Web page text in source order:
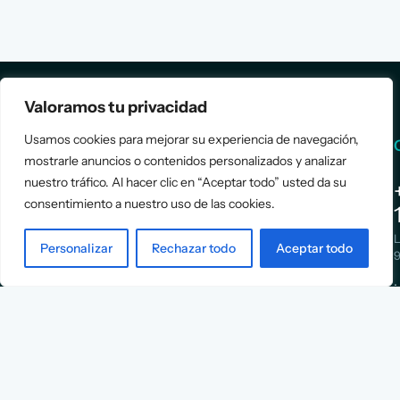
Valoramos tu privacidad
Usamos cookies para mejorar su experiencia de navegación,
mostrarle anuncios o contenidos personalizados y analizar
nuestro tráfico. Al hacer clic en “Aceptar todo” usted da su
consentimiento a nuestro uso de las cookies.
Personalizar Rechazar todo Aceptar todo
Asociación
Services
Assessment
Strategy
Implementation
Info
About Us
Cases
Blog